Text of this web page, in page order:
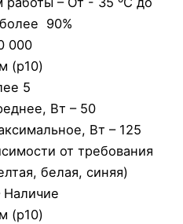
90%
000
(р10)
5
Вт – 50
Вт – 125
от требования
белая, синяя)
Наличие
(р10)